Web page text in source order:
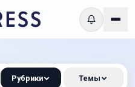
Рубрики Темы